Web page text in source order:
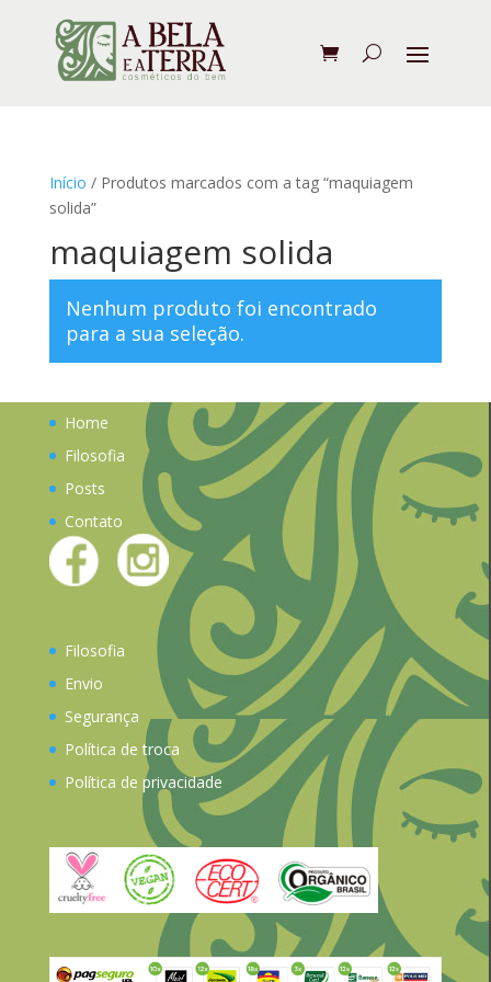
Início / Produtos marcados com a tag “maquiagem
solida”
maquiagem solida
Nenhum produto foi encontrado
para a sua seleção.
Home
Filosofia
Posts
Contato
Filosofia
Envio
Segurança
Política de troca
Política de privacidade